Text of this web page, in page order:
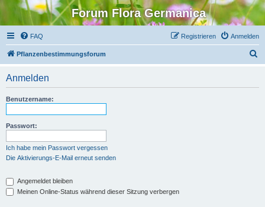
Forum Flora Germanica
FAQ Anmelden
Registrieren
Pflanzenbestimmungsforum
Anmelden
Benutzername:
Passwort:
Ich habe mein Passwort vergessen
Die Aktivierungs-E-Mail erneut senden
Angemeldet bleiben
Meinen Online-Status während dieser Sitzung verbergen